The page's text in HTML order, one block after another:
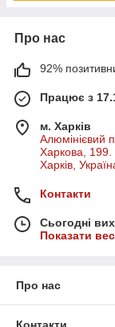
Про нас
92%
Працює з
м. Харків
Алюмінієвий
Харкова, 199.
Харків,
Контакти
Сьогодні
Показати
Про нас